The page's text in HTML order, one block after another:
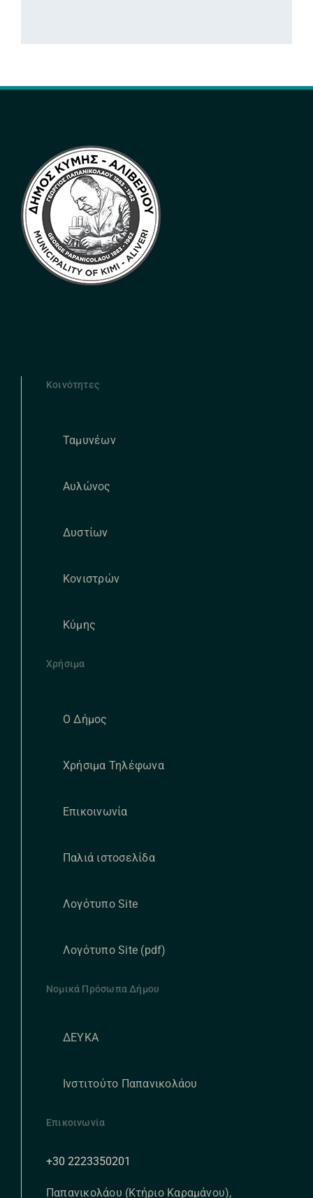
Κοινότητες
Ταμυνέων
Αυλώνος
Δυστίων
Κονιστρών
Κύμης
Χρήσιμα
Ο Δήμος
Χρήσιμα Τηλέφωνα
Επικοινωνία
Παλιά ιστοσελίδα
Λογότυπο Site
Λογότυπο Site (pdf)
Νομικά Πρόσωπα Δήμου
ΔΕΥΚΑ
Ινστιτούτο Παπανικολάου
Επικοινωνία
+30 2223350201
Παπανικολάου (Κτήριο Καραμάνου),